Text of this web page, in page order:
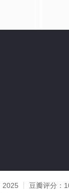
2025 豆瓣评分：